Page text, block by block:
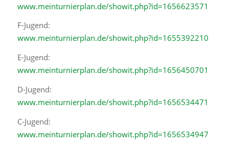
www.meinturnierplan.de/showit.php?id=1656623571
F-Jugend:
www.meinturnierplan.de/showit.php?id=1655392210
E-Jugend:
www.meinturnierplan.de/showit.php?id=1656450701
D-Jugend:
www.meinturnierplan.de/showit.php?id=1656534471
C-Jugend:
www.meinturnierplan.de/showit.php?id=1656534947